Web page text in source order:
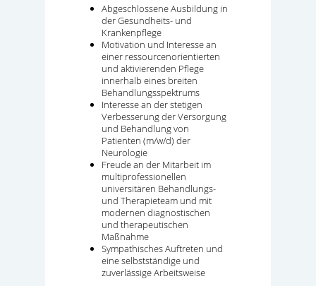
Abgeschlossene Ausbildung in
der Gesundheits- und
Krankenpflege
Motivation und Interesse an
einer ressourcenorientierten
und aktivierenden Pflege
innerhalb eines breiten
Behandlungsspektrums
Interesse an der stetigen
Verbesserung der Versorgung
und Behandlung von
Patienten (m/w/d) der
Neurologie
Freude an der Mitarbeit im
multiprofessionellen
universitären Behandlungs-
und Therapieteam und mit
modernen diagnostischen
und therapeutischen
Maßnahme
Sympathisches Auftreten und
eine selbstständige und
zuverlässige Arbeitsweise